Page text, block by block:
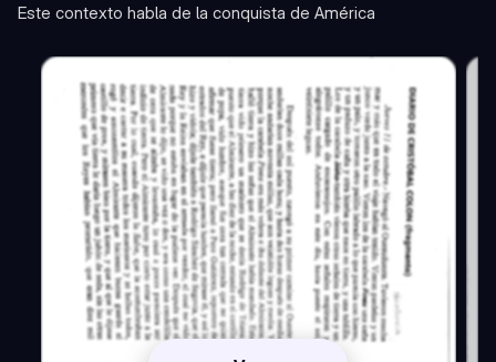
Este contexto habla de la conquista de América